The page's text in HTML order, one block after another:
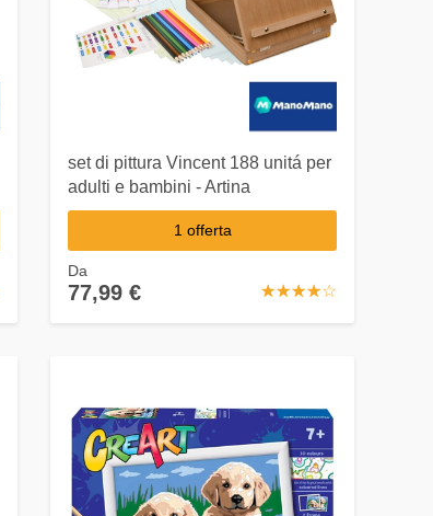
set di pittura Vincent 188 unitá per
adulti e bambini - Artina
1 offerta
☆☆☆☆☆
★★★★★
Da
77,99 €